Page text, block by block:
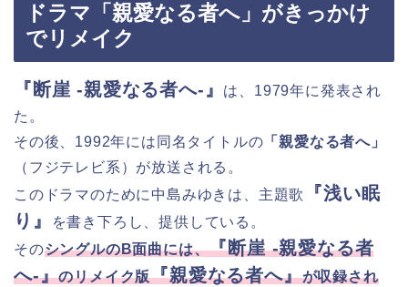
ドラマ「親愛なる者へ」がきっかけ
でリメイク
『断崖 -親愛なる者へ-』
は、1979年に発表され
た。
その後、1992年には同名タイトルの 「親愛なる者へ」
（フジテレビ系）が放送される。
このドラマのために中島みゆきは、主題歌
『浅い眠
り』
を書き下ろし、提供している。
そのシングルのB面曲には、『断崖 -親愛なる者
へ-』のリメイク版『親愛なる者へ』が収録され